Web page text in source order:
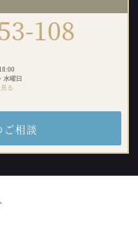
108
水曜日
る
ご相談